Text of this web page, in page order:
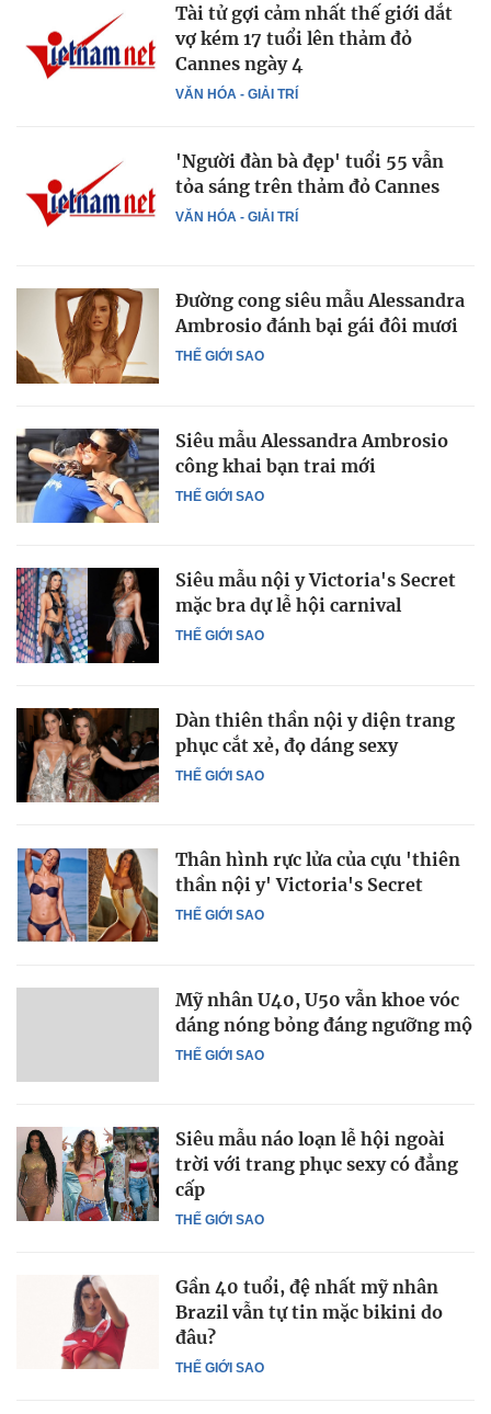
VĂN HÓA - GIẢI TRÍ
Tài tử gợi cảm nhất thế giới dắt
vợ kém 17 tuổi lên thảm đỏ
Cannes ngày 4
VĂN HÓA - GIẢI TRÍ
'Người đàn bà đẹp' tuổi 55 vẫn
tỏa sáng trên thảm đỏ Cannes
THẾ GIỚI SAO
Đường cong siêu mẫu Alessandra
Ambrosio đánh bại gái đôi mươi
THẾ GIỚI SAO
Siêu mẫu Alessandra Ambrosio
công khai bạn trai mới
THẾ GIỚI SAO
Siêu mẫu nội y Victoria's Secret
mặc bra dự lễ hội carnival
THẾ GIỚI SAO
Dàn thiên thần nội y diện trang
phục cắt xẻ, đọ dáng sexy
THẾ GIỚI SAO
Thân hình rực lửa của cựu 'thiên
thần nội y' Victoria's Secret
THẾ GIỚI SAO
Mỹ nhân U40, U50 vẫn khoe vóc
dáng nóng bỏng đáng ngưỡng mộ
THẾ GIỚI SAO
Siêu mẫu náo loạn lễ hội ngoài
trời với trang phục sexy có đẳng
cấp
THẾ GIỚI SAO
Gần 40 tuổi, đệ nhất mỹ nhân
Brazil vẫn tự tin mặc bikini do
đâu?